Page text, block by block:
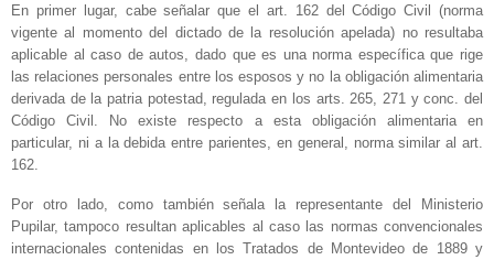
En primer lugar, cabe señalar que el art. 162 del Código Civil (norma
vigente al momento del dictado de la resolución apelada) no resultaba
aplicable al caso de autos, dado que es una norma específica que rige
las relaciones personales entre los esposos y no la obligación alimentaria
derivada de la patria potestad, regulada en los arts. 265, 271 y conc. del
Código Civil. No existe respecto a esta obligación alimentaria en
particular, ni a la debida entre parientes, en general, norma similar al art.
162.
Por otro lado, como también señala la representante del Ministerio
Pupilar, tampoco resultan aplicables al caso las normas convencionales
internacionales contenidas en los Tratados de Montevideo de 1889 y